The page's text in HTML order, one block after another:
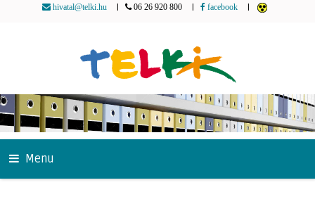
hivatal@telki.hu 06 26 920 800 facebook
Menu